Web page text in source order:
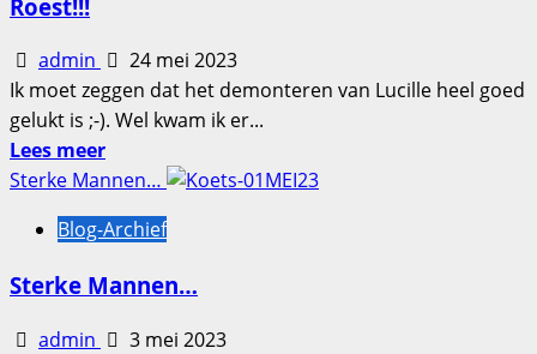
Roest!!!
admin
24 mei 2023
Ik moet zeggen dat het demonteren van Lucille heel goed
gelukt is ;-). Wel kwam ik er...
Lees meerLees
meer
over
Roest!!!
Sterke Mannen…
Blog-Archief
Sterke Mannen…
admin
3 mei 2023